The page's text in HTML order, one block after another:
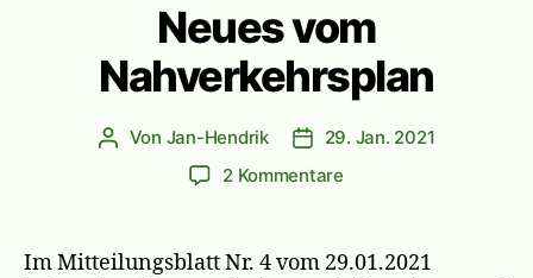
Neues vom
Nahverkehrsplan
Beitragsautor
Von Jan-Hendrik Veröffentlichungsdatum
29. Jan. 2021
2 Kommentarezu
Nahverkehrsplan
Im Mitteilungsblatt Nr. 4 vom 29.01.2021